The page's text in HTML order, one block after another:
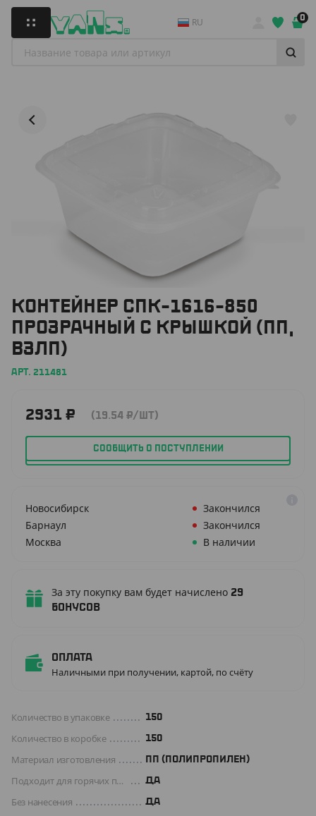
RU 0
КОНТЕЙНЕР СПК-1616-850
ПРОЗРАЧНЫЙ С КРЫШКОЙ (ПП,
ВЗЛП)
АРТ. 211481
2931 ₽ (19.54 ₽/ШТ)
СООБЩИТЬ О ПОСТУПЛЕНИИ
Новосибирск
Закончился
Барнаул
Закончился
Москва
В наличии
За эту покупку вам будет начислено 29
бонусов
Оплата
Наличными при получении, картой, по счёту
Количество в упаковке 150
Количество в коробке 150
Материал изготовления ПП (ПОЛИПРОПИЛЕН)
Подходит для горячих продуктов ДА
Без нанесения ДА